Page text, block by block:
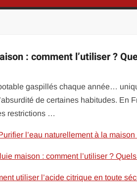
: comment l’utiliser ?
gaspillés chaque année…
de certaines habitudes. En
restrictions …
l’eau naturellement à la
maison : comment l’utiliser ?
utiliser l’acide citrique en toute